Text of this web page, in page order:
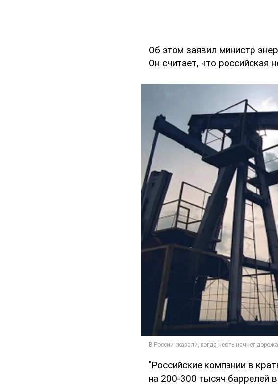
Об этом заявил министр
Он считает, что российская
"Российские компании в
на 200-300 тысяч баррелей